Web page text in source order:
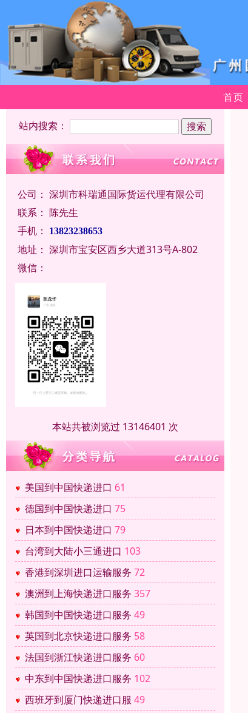
首页
站内搜索：
公司： 深圳市科瑞通国际货运代理有限公司
联系： 陈先生
手机：
13823238653
地址： 深圳市宝安区西乡大道313号A-802
微信：
本站共被浏览过 13146401 次
美国到中国快递进口 61
德国到中国快递进口 75
日本到中国快递进口 79
台湾到大陆小三通进口 103
香港到深圳进口运输服务 72
澳洲到上海快递进口服务 357
韩国到中国快递进口服务 49
英国到北京快递进口服务 58
法国到浙江快递进口服务 60
中东到中国快递进口服务 102
西班牙到厦门快递进口服 49